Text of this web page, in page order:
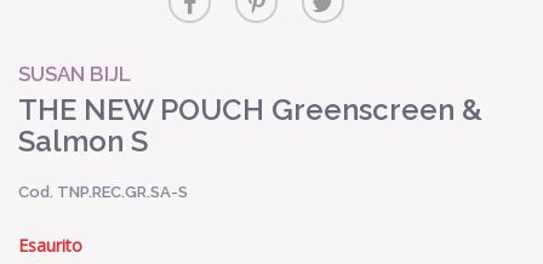
SUSAN BIJL
THE NEW POUCH Greenscreen &
Salmon S
Cod. TNP.REC.GR.SA-S
Esaurito